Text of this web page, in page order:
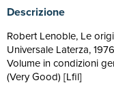
Descrizione
Robert Lenoble, Le
Universale Laterza,
Volume in condizioni
(Very Good) [Lfil]